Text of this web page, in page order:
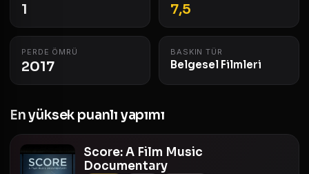
1 7,5
PERDE ÖMRÜ
2017
BASKIN TÜR
Belgesel Filmleri
En yüksek puanlı yapımı
Score: A Film Music
Documentary